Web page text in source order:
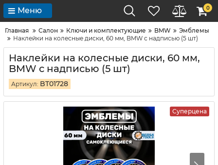
Меню 0
Главная Салон Ключи и комплектующие BMW
Эмблемы
Наклейки на колесные диски, 60 мм, BMW с надписью (5 шт)
Наклейки на колесные диски, 60 мм,
BMW с надписью (5 шт)
Артикул: BT01728
Суперцена